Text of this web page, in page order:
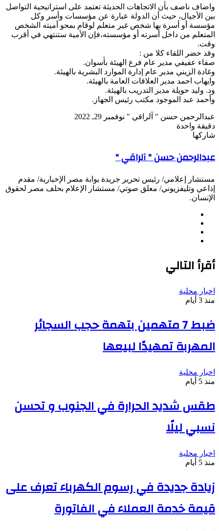
واضاف ناصف بأن الاتجاهات الحديثة تعتمد على استراتيجية التواصل
بين الأجيال، حيث أن الدولة عبارة عن مؤسسات وأسر وكل
مؤسسة أو أسرة بها شخص غير متعلم لوقام بمحو أميته الشخص
المتعلم من داخل أسرته أو مؤسسته،فإن الأمية ستنتهي في أقرب
وقت.
وقد حضر اللقاء كلا من :
صفاء عفيفي مدير عام فرع الهيئة بأسوان.
وغادة الزيني مدير عام إدارة الموارد البشرية بالهيئة.
وايهاب احمد مدير العلاقات العامة بالهيئة.
ود. وليد حويلة مدير التدريب بالهيئة.
وأحمد عبد الموجود مكتب رئيس الجهاز.
عبدالرحمن حسن " آلراقي " تابع
أرسل
نوفمبر 29, 2022
دقيقة واحدة
فيسبوك
‫X
لينكدإن
بينتيريست
‫Pocket
واتساب
تيلقرام
ڤايبر
لاين
شاركها
البريد
عبدالرحمن حسن " آلراقي "
مستشار إعلامي/ رئيس تحرير جريدة بوابة مصر الإخبارية/ مقدم
إذاعي وتليفزيوني/ معلق صوتي/ مستشار الإعلام بحلف مصر لحقوق
الإنسان.
أقرأ التالي
اخبار محلية
منذ 3 أيام
ضبط 7 متهمين بتهمة حجب السجائر
المهربة تمهيدًا لبيعها
اخبار محلية
منذ 5 أيام
طقس شديد الحرارة في الجنوب و تحسن
نسبي ليلًا
اخبار محلية
منذ 5 أيام
زيادة جديدة في رسوم الكهرباء تعرف على
قيمة خدمة العملاء في الفاتورة